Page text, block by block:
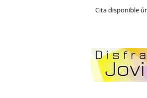
Cita disponible